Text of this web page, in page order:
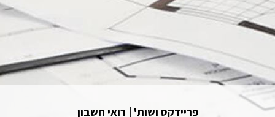
פריידקס ושות' | רואי חשבון